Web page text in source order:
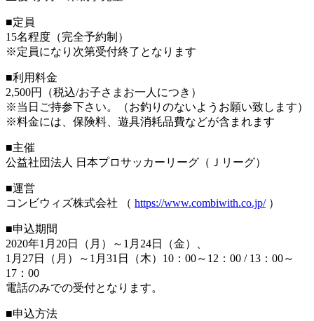
■定員
15名程度（完全予約制）
※定員になり次第受付終了となります
■利用料金
2,500円（税込/お子さまお一人につき）
※当日ご持参下さい。（お釣りのないようお願い致します）
※料金には、保険料、遊具消耗品費などが含まれます
■主催
公益社団法人 日本プロサッカーリーグ（Ｊリーグ）
■運営
コンビウィズ株式会社 （ https://www.combiwith.co.jp/）
■申込期間
2020年1月20日（月）～1月24日（金）、
1月27日（月）～1月31日（木）10：00～12：00 / 13：00～
17：00
電話のみでの受付となります。
■申込方法